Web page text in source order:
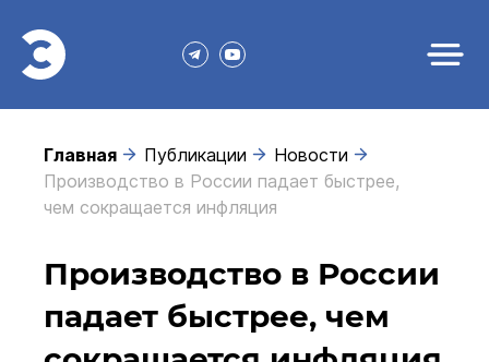
Главная Публикации
Новости
Производство в России падает быстрее,
чем сокращается инфляция
Производство в России
падает быстрее, чем